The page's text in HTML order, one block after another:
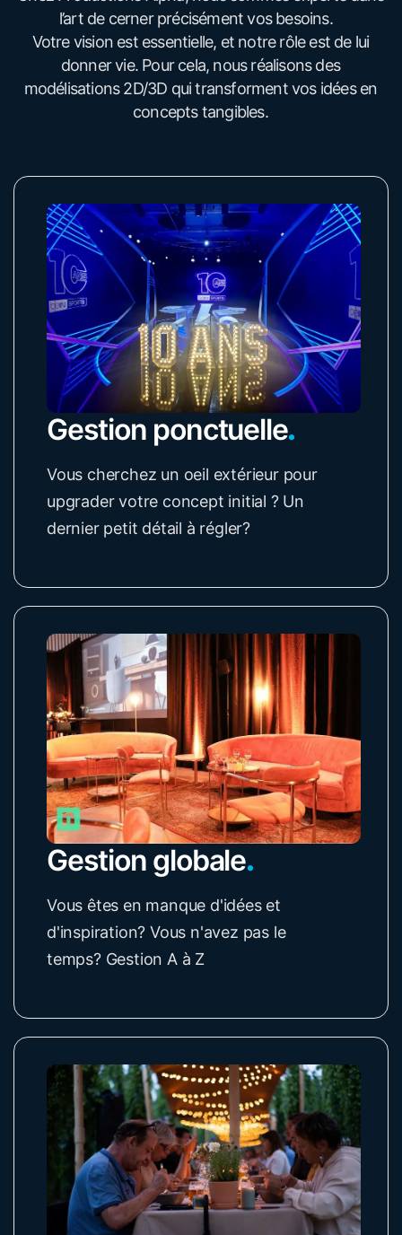
l’art de cerner précisément vos besoins.
Votre vision est essentielle, et notre rôle est de lui
donner vie. Pour cela, nous réalisons des
modélisations 2D/3D qui transforment vos idées en
concepts tangibles.
Gestion ponctuelle.
Vous cherchez un oeil extérieur pour
upgrader votre concept initial ? Un
dernier petit détail à régler?
Gestion globale.
Vous êtes en manque d'idées et
d'inspiration? Vous n'avez pas le
temps? Gestion A à Z